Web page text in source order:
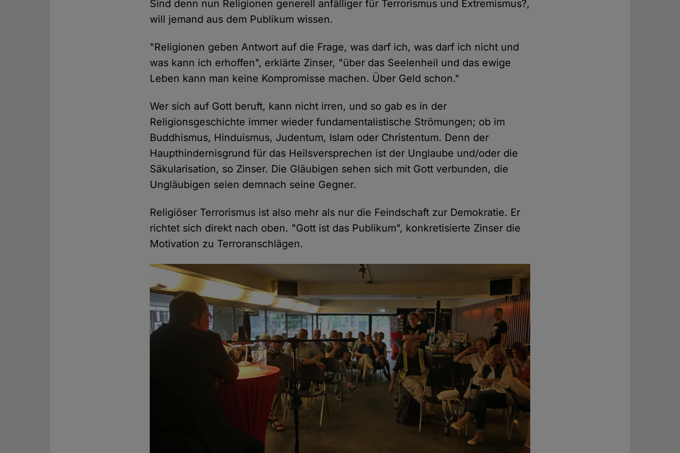
Sind denn nun Religionen generell anfälliger für Terrorismus und Extremismus?,
will jemand aus dem Publikum wissen.
"Religionen geben Antwort auf die Frage, was darf ich, was darf ich nicht und
was kann ich erhoffen", erklärte Zinser, "über das Seelenheil und das ewige
Leben kann man keine Kompromisse machen. Über Geld schon."
Wer sich auf Gott beruft, kann nicht irren, und so gab es in der
Religionsgeschichte immer wieder fundamentalistische Strömungen; ob im
Buddhismus, Hinduismus, Judentum, Islam oder Christentum. Denn der
Haupthindernisgrund für das Heilsversprechen ist der Unglaube und/oder die
Säkularisation, so Zinser. Die Gläubigen sehen sich mit Gott verbunden, die
Ungläubigen seien demnach seine Gegner.
Religiöser Terrorismus ist also mehr als nur die Feindschaft zur Demokratie. Er
richtet sich direkt nach oben. "Gott ist das Publikum", konkretisierte Zinser die
Motivation zu Terroranschlägen.